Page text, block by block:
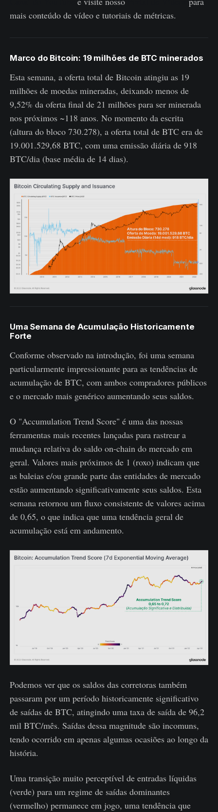
mais conteúdo de vídeo e tutoriais de métricas.
Marco do Bitcoin: 19 milhões de BTC minerados
Esta semana, a oferta total de Bitcoin atingiu as 19
milhões de moedas mineradas, deixando menos de
9,52% da oferta final de 21 milhões para ser minerada
nos próximos ~118 anos. No momento da escrita
(altura do bloco 730.278), a oferta total de BTC era de
19.001.529,68 BTC, com uma emissão diária de 918
BTC/dia (base média de 14 dias).
Uma Semana de Acumulação Historicamente
Forte
Conforme observado na introdução, foi uma semana
particularmente impressionante para as tendências de
acumulação de BTC, com ambos compradores públicos
e o mercado mais genérico aumentando seus saldos.
O "Accumulation Trend Score" é uma das nossas
ferramentas mais recentes lançadas para rastrear a
mudança relativa do saldo on-chain do mercado em
geral. Valores mais próximos de 1 (roxo) indicam que
as baleias e/ou grande parte das entidades de mercado
estão aumentando significativamente seus saldos. Esta
semana retornou um fluxo consistente de valores acima
de 0,65, o que indica que uma tendência geral de
acumulação está em andamento.
Podemos ver que os saldos das corretoras também
passaram por um período historicamente significativo
de saídas de BTC, atingindo uma taxa de saída de 96,2
mil BTC/mês. Saídas dessa magnitude são incomuns,
tendo ocorrido em apenas algumas ocasiões ao longo da
história.
Uma transição muito perceptível de entradas líquidas
(verde) para um regime de saídas dominantes
(vermelho) permanece em jogo, uma tendência que